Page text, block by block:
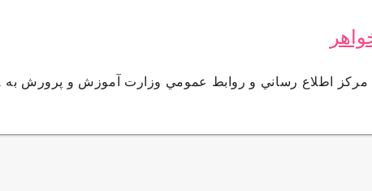
اطلاع رساني و روابط عمومي وزارت آموزش و پرورش به …